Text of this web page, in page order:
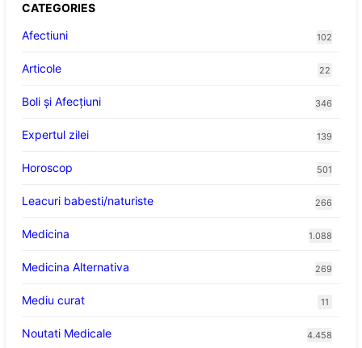
CATEGORIES
Afectiuni
102
Articole 22
Boli și Afecțiuni 346
Expertul zilei 139
Horoscop 501
Leacuri babesti/naturiste 266
Medicina 1.088
Medicina Alternativa 269
Mediu curat 11
Noutati Medicale 4.458